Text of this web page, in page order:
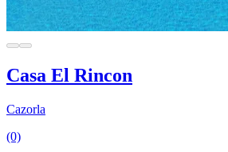
Casa El Rincon
Cazorla
(0)